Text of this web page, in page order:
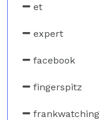
et
expert
facebook
fingerspitz
frankwatching